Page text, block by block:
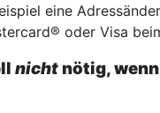
eine
oder Visa
nicht nötig,